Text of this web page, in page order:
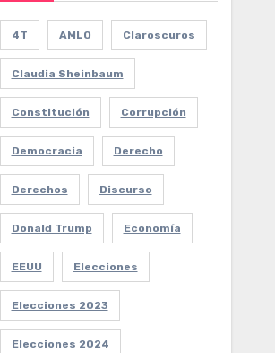
4T AMLO Claroscuros
Claudia Sheinbaum
Constitución Corrupción
Democracia Derecho
Derechos Discurso
Donald Trump Economía
EEUU Elecciones
Elecciones 2023
Elecciones 2024